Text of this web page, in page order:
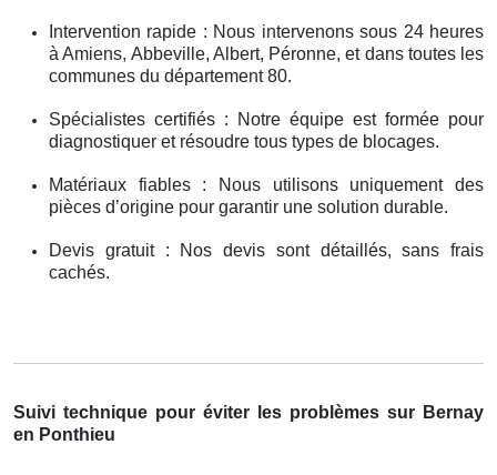
Intervention rapide : Nous intervenons sous 24 heures
à Amiens, Abbeville, Albert, Péronne, et dans toutes les
communes du département 80.
Spécialistes certifiés : Notre équipe est formée pour
diagnostiquer et résoudre tous types de blocages.
Matériaux fiables : Nous utilisons uniquement des
pièces d’origine pour garantir une solution durable.
Devis gratuit : Nos devis sont détaillés, sans frais
cachés.
Suivi technique pour éviter les problèmes sur Bernay
en Ponthieu